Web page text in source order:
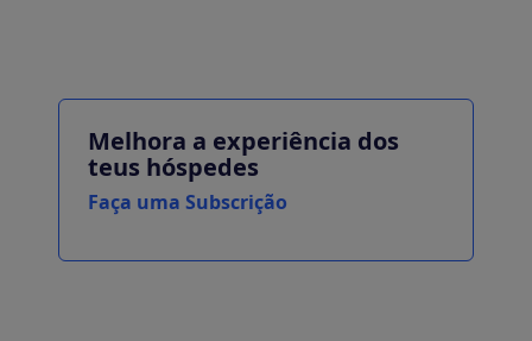
Melhora a experiência dos
teus hóspedes
Faça uma Subscrição